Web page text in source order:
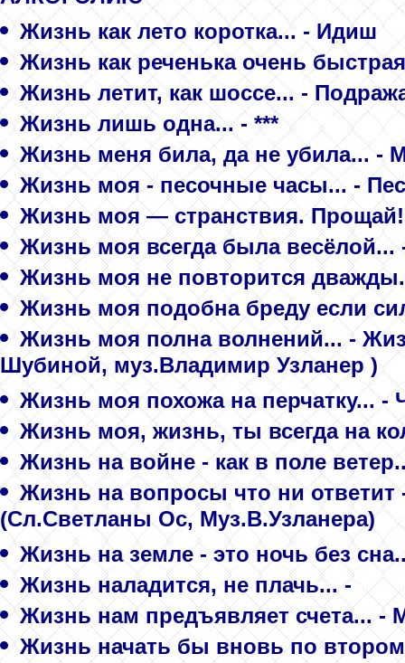
Жизнь как лето коротка... - Идиш
Жизнь как реченька очень
Жизнь летит, как шоссе... -
Жизнь лишь одна... - ***
Жизнь меня била, да не убила... -
Жизнь моя - песочные часы... -
Жизнь моя — странствия.
Жизнь моя всегда была
Жизнь моя не повторится
Жизнь моя подобна бреду если
Жизнь моя полна волнений... -
Шубиной, муз.Владимир Узланер )
Жизнь моя похожа на перчатку... -
Жизнь моя, жизнь, ты всегда на
Жизнь на войне - как в поле
Жизнь на вопросы что ни ответит
(Сл.Светланы Ос, Муз.В.Узланера)
Жизнь на земле - это ночь без
Жизнь наладится, не плачь... -
Жизнь нам предъявляет счета... -
Жизнь начать бы вновь по